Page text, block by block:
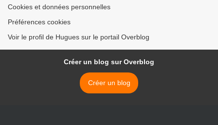
Cookies et données personnelles
Préférences cookies
Voir le profil de Hugues sur le portail Overblog
Créer un blog sur Overblog
Créer un blog